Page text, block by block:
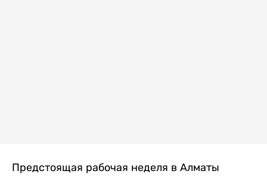
Предстоящая рабочая неделя в Алматы